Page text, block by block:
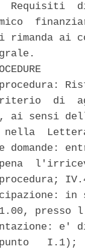
Requisiti
ai
di
ai sensi
domande:
procedura;
I.1);